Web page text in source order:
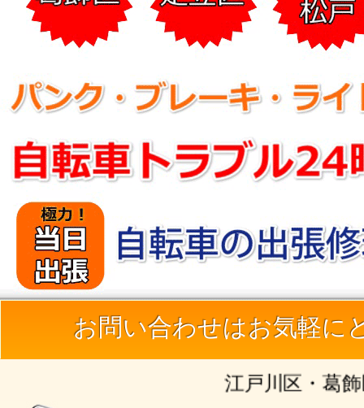
お問い合わせはお気軽に
江戸川区・葛飾区